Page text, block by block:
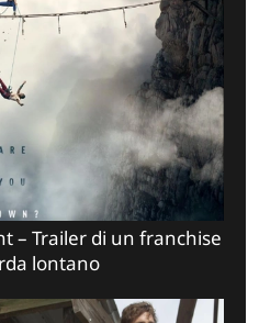
– Trailer di un franchise
lontano